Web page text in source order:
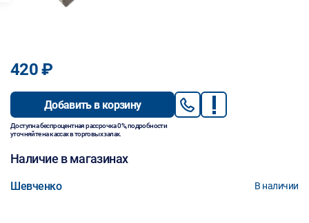
420 ₽
Добавить в корзину
Доступна беспроцентная рассрочка 0%, подробности
уточняйте на кассах в торговых залах.
Наличие в магазинах
Шевченко В наличии